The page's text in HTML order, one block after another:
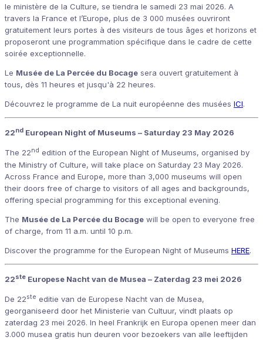
le ministère de la Culture, se tiendra le samedi 23 mai 2026. A
travers la France et l’Europe, plus de 3 000 musées ouvriront
gratuitement leurs portes à des visiteurs de tous âges et horizons et
proposeront une programmation spécifique dans le cadre de cette
soirée exceptionnelle.
Le Musée de La Percée du Bocage sera ouvert gratuitement à
tous, dès 11 heures et jusqu'à 22 heures.
Découvrez le programme de La nuit européenne des musées ICI.
22nd European Night of Museums – Saturday 23 May 2026
The 22nd edition of the European Night of Museums, organised by
the Ministry of Culture, will take place on Saturday 23 May 2026.
Across France and Europe, more than 3,000 museums will open
their doors free of charge to visitors of all ages and backgrounds,
offering special programming for this exceptional evening.
The Musée de La Percée du Bocage will be open to everyone free
of charge, from 11 a.m. until 10 p.m.
Discover the programme for the European Night of Museums HERE.
22ste Europese Nacht van de Musea – Zaterdag 23 mei 2026
De 22ste editie van de Europese Nacht van de Musea,
georganiseerd door het Ministerie van Cultuur, vindt plaats op
zaterdag 23 mei 2026. In heel Frankrijk en Europa openen meer dan
3.000 musea gratis hun deuren voor bezoekers van alle leeftijden